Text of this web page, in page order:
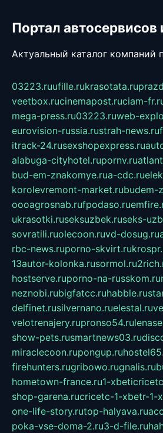
Портал
Актуальный каталог компаний
03223.ruufille.rukrasotata.ru
veetbox.rucinemapost.ruciam-
mega-press.ru03223.ruweb-
eurovision-russia.rustrah-news.ru
itrack-24.rusexshopexpress.ru
alabuga-cityhotel.rupornv.ru
bud-em-znakomye.rua-cdc.ru
korolevremont-market.rubudem-
oooagrosnab.rufpodaso.ru
ukrasotki.ruseksuzbek.ruseks-
sovratili.ruolecoon.ruvd-dosug.ru
rbc-news.ruporno-skvirt.ru
13autor-kolonka.rusormol.ru
hostserve.ruporno-na-russkom.ru
neznobi.rubigfatcc.ruhabble.ru
delfinet.rusilvernano.ruelestal.ru
velotrenajery.rupronso54.ru
show-pets.rusmartnews03.ru
miraclecoon.rupongup.ru
firehunters.rugribowo.rugnalis.ru
hometown-france.ru1-
shop-garena.rucricetc-1-xbetr-1-
one-life-story.rutop-halyava.ru
poka-vse-doma-2.ru3-d-file.ru